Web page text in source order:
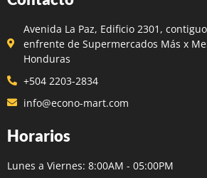
Avenida La Paz, Edificio 2301,
enfrente de Supermercados Más x
Honduras
+504 2203-2834
info@econo-mart.com
Horarios
Lunes a Viernes: 8:00AM - 05:00PM